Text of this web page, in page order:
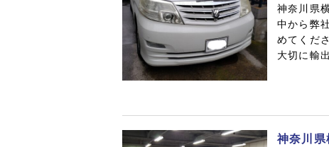
神奈川県
中から弊
めてくだ
大切に輸
神奈川